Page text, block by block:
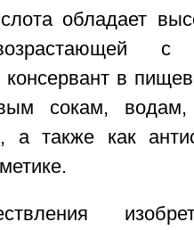
обладает
консервант в
сокам, водам,
а также как